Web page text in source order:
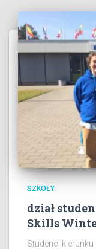
SZKOŁY
dział
Skills
Studenci